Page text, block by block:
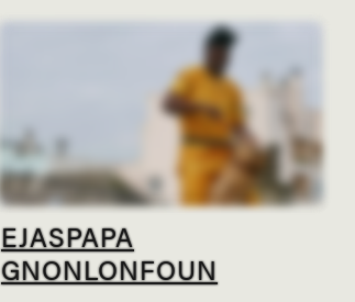
EJASPAPA
GNONLONFOUN